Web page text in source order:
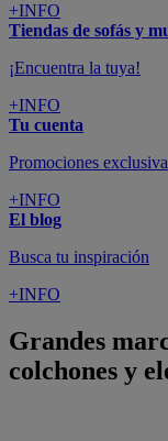
+INFO
Tiendas de sofás y
¡Encuentra la tuya!
+INFO
Tu cuenta
Promociones
+INFO
El blog
Busca tu inspiración
+INFO
Grandes
colchones y